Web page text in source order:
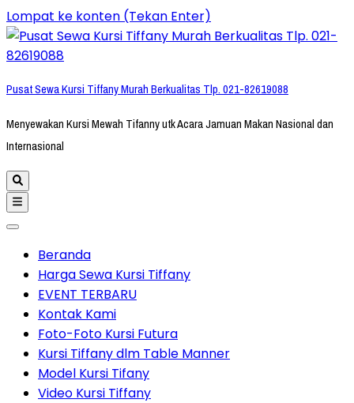
Lompat ke konten (Tekan Enter)
Pusat Sewa Kursi Tiffany Murah Berkualitas Tlp. 021-82619088
Menyewakan Kursi Mewah Tifanny utk Acara Jamuan Makan Nasional dan
Internasional
Beranda
Harga Sewa Kursi Tiffany
EVENT TERBARU
Kontak Kami
Foto-Foto Kursi Futura
Kursi Tiffany dlm Table Manner
Model Kursi Tifany
Video Kursi Tiffany